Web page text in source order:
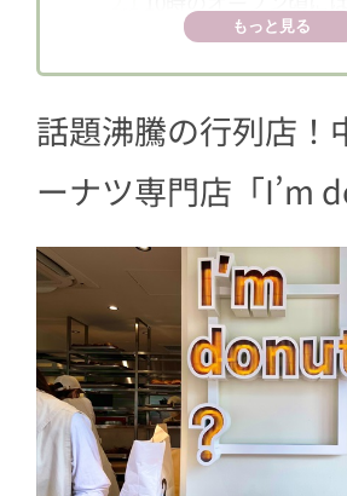
行列！
3いざ実食！全8種類の気に
4生ドーナツ2種類
プレーンの生ドーナ
t？（アイムドーナツ
4.2チョコレート生地の
hocolate（チョコレー
5リングドーナツ2種類
5.1アイシングされた「
ーズド）」
5.2レモンアイシングの
モン）」
もっと見る
話題沸騰の行列店！
ーナツ専門店「I’m